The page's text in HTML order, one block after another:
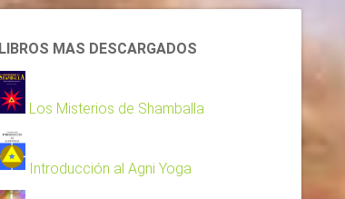
LIBROS MAS DESCARGADOS
Los Misterios de Shamballa
Introducción al Agni Yoga